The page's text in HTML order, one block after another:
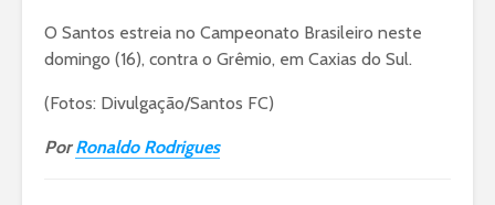
O Santos estreia no Campeonato Brasileiro neste
domingo (16), contra o Grêmio, em Caxias do Sul.
(Fotos: Divulgação/Santos FC)
PorRonaldo Rodrigues